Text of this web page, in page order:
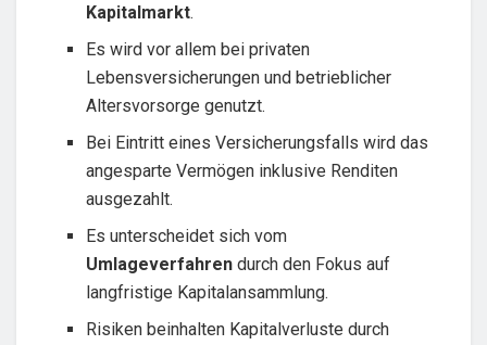
Kapitalmarkt.
Es wird vor allem bei privaten
Lebensversicherungen und betrieblicher
Altersvorsorge genutzt.
Bei Eintritt eines Versicherungsfalls wird das
angesparte Vermögen inklusive Renditen
ausgezahlt.
Es unterscheidet sich vom
Umlageverfahren durch den Fokus auf
langfristige Kapitalansammlung.
Risiken beinhalten Kapitalverluste durch